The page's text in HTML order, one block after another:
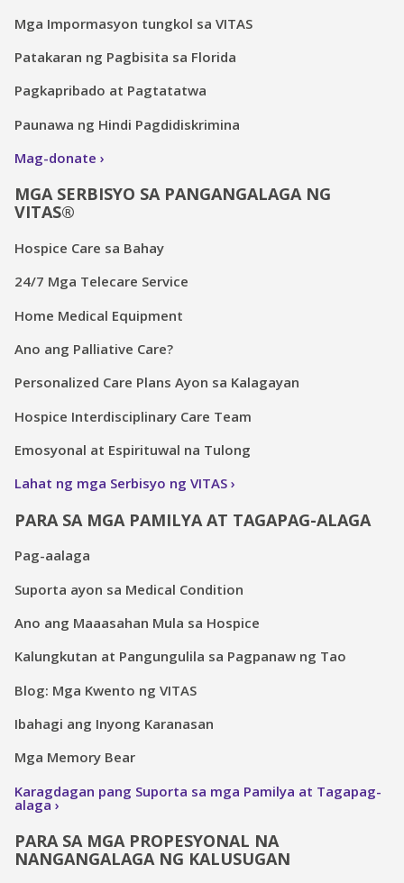
Mga Impormasyon tungkol sa VITAS
Patakaran ng Pagbisita sa Florida
Pagkapribado at Pagtatatwa
Paunawa ng Hindi Pagdidiskrimina
Mag-donate
MGA SERBISYO SA PANGANGALAGA NG
VITAS®
Hospice Care sa Bahay
24/7 Mga Telecare Service
Home Medical Equipment
Ano ang Palliative Care?
Personalized Care Plans Ayon sa Kalagayan
Hospice Interdisciplinary Care Team
Emosyonal at Espirituwal na Tulong
Lahat ng mga Serbisyo ng VITAS
PARA SA MGA PAMILYA AT TAGAPAG-ALAGA
Pag-aalaga
Suporta ayon sa Medical Condition
Ano ang Maaasahan Mula sa Hospice
Kalungkutan at Pangungulila sa Pagpanaw ng Tao
Blog: Mga Kwento ng VITAS
Ibahagi ang Inyong Karanasan
Mga Memory Bear
Karagdagan pang Suporta sa mga Pamilya at Tagapag-
alaga
PARA SA MGA PROPESYONAL NA
NANGANGALAGA NG KALUSUGAN